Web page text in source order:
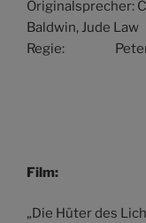
Originalsprecher:
Baldwin, Jude Law
Regie: Peter
Film:
„Die Hüter des